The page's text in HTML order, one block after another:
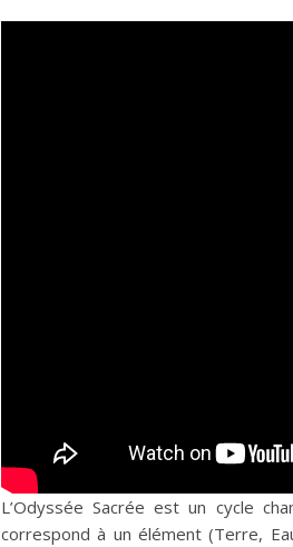
L’Odyssée Sacrée est un cycle
correspond à un élément (Terre,